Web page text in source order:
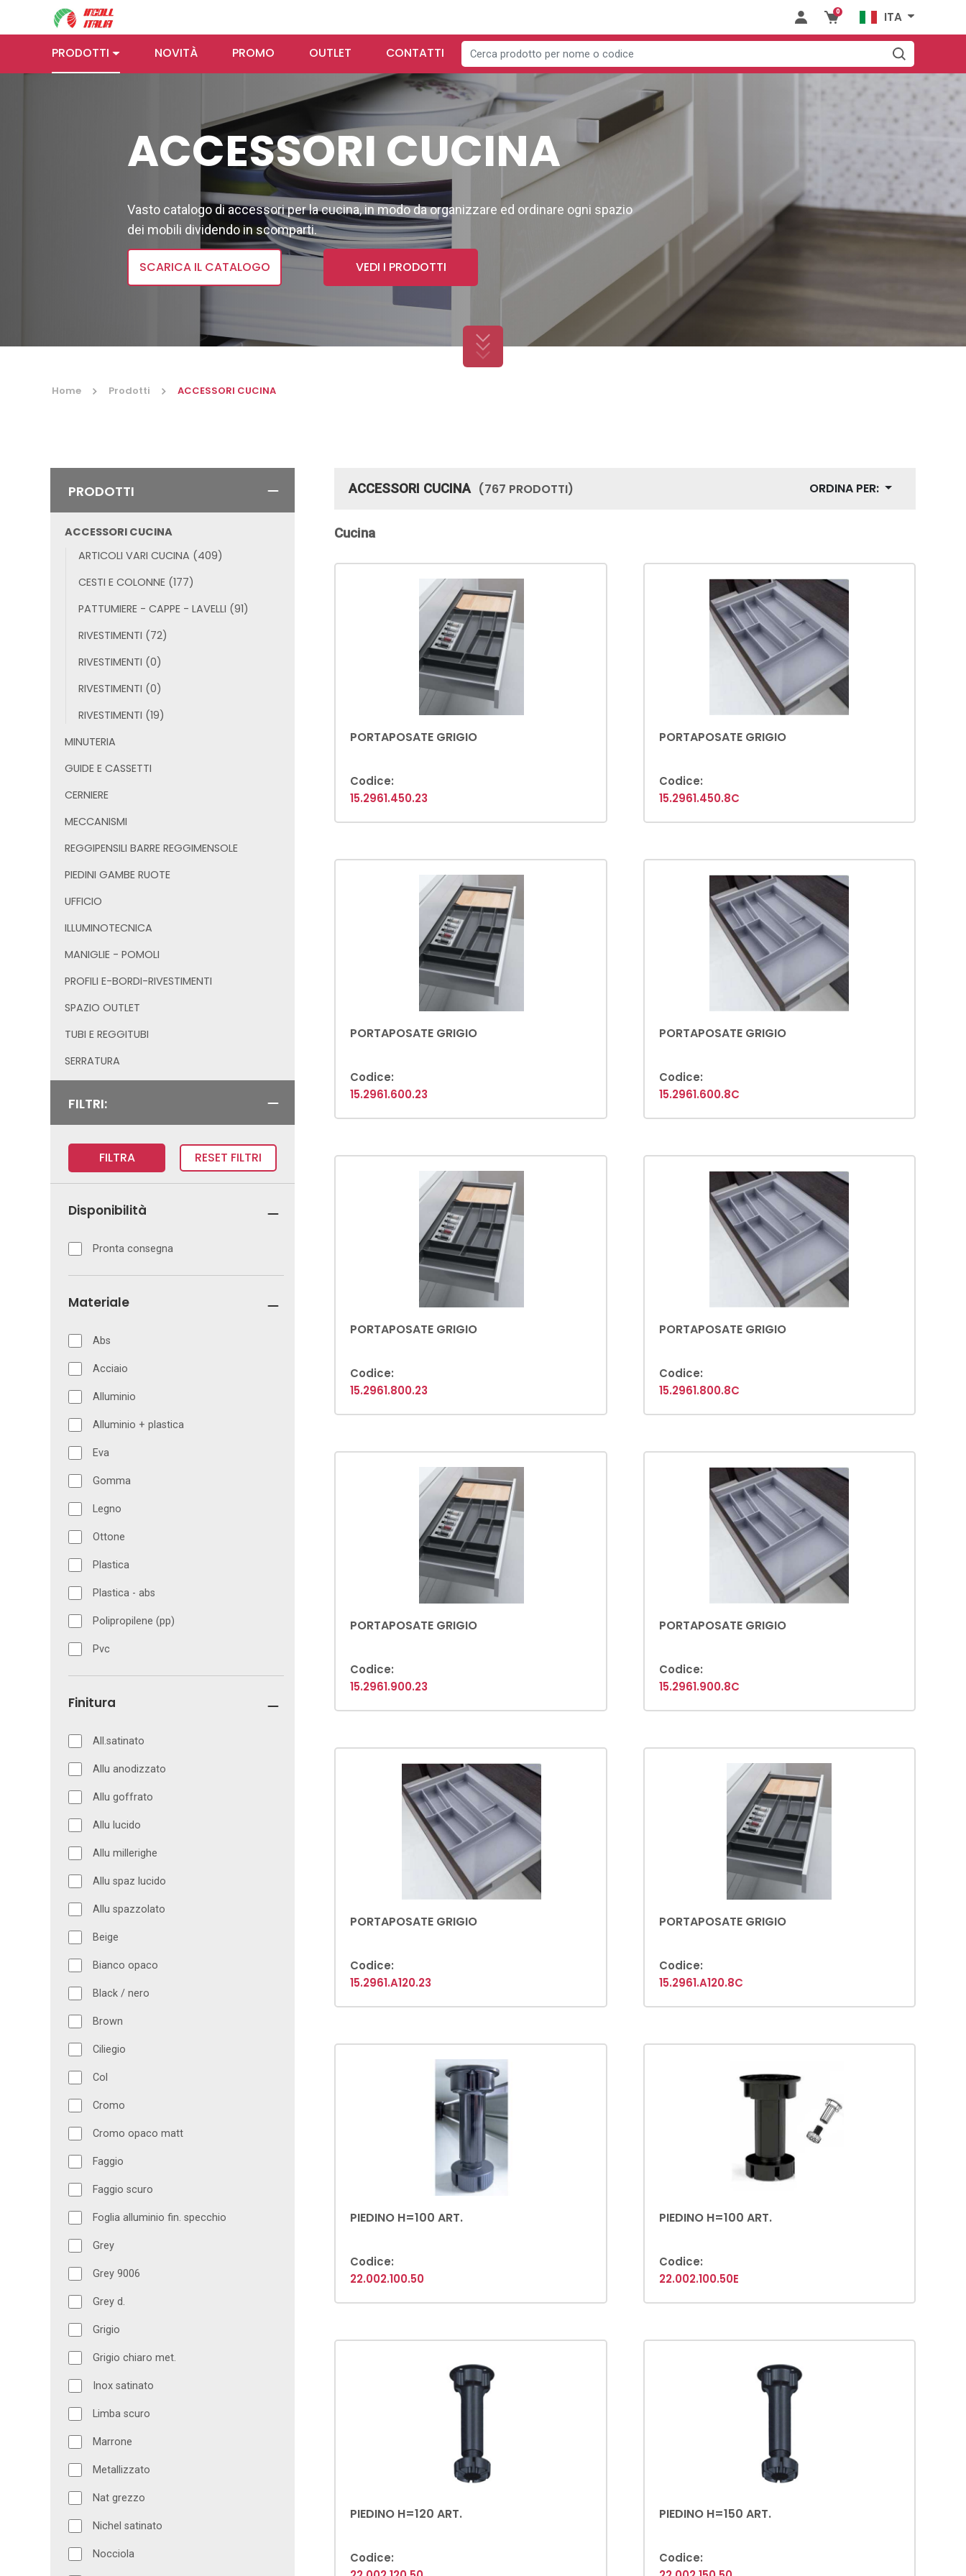
0 ITA
PRODOTTI
TUBI E
REGGITUBI
SERRATURA
PIEDINI GAMBE
RUOTE
MINUTERIA
ACCESSORI
CUCINA
GUIDE E
CASSETTI
PROFILI E-
BORDI-
RIVESTIMENTI
NOVITÀ PROMO OUTLET CONTATTI
ACCESSORI CUCINA
Vasto catalogo di accessori per la cucina, in modo da organizzare ed ordinare ogni spazio
dei mobili dividendo in scomparti.
SCARICA IL CATALOGO VEDI I PRODOTTI
Home Prodotti ACCESSORI CUCINA
PRODOTTI
ACCESSORI CUCINA
ARTICOLI VARI CUCINA (409)
CESTI E COLONNE (177)
PATTUMIERE - CAPPE - LAVELLI (91)
RIVESTIMENTI (72)
RIVESTIMENTI (0)
RIVESTIMENTI (0)
RIVESTIMENTI (19)
MINUTERIA
GUIDE E CASSETTI
CERNIERE
MECCANISMI
REGGIPENSILI BARRE REGGIMENSOLE
PIEDINI GAMBE RUOTE
UFFICIO
ILLUMINOTECNICA
MANIGLIE - POMOLI
PROFILI E-BORDI-RIVESTIMENTI
SPAZIO OUTLET
TUBI E REGGITUBI
SERRATURA
FILTRI:
FILTRA RESET FILTRI
Disponibilità
Pronta consegna
Materiale
Abs
Acciaio
Alluminio
Alluminio + plastica
Eva
Gomma
Legno
Ottone
Plastica
Plastica - abs
Polipropilene (pp)
Pvc
Finitura
All.satinato
Allu anodizzato
Allu goffrato
Allu lucido
Allu millerighe
Allu spaz lucido
Allu spazzolato
Beige
Bianco opaco
Black / nero
Brown
Ciliegio
Col
Cromo
Cromo opaco matt
Faggio
Faggio scuro
Foglia alluminio fin. specchio
Grey
Grey 9006
Grey d.
Grigio
Grigio chiaro met.
Inox satinato
Limba scuro
Marrone
Metallizzato
Nat grezzo
Nichel satinato
Nocciola
ACCESSORI CUCINA (767 PRODOTTI) ORDINA PER:
Cucina
PORTAPOSATE GRIGIO
Codice:
15.2961.450.23
PORTAPOSATE GRIGIO
Codice:
15.2961.450.8C
PORTAPOSATE GRIGIO
Codice:
15.2961.600.23
PORTAPOSATE GRIGIO
Codice:
15.2961.600.8C
PORTAPOSATE GRIGIO
Codice:
15.2961.800.23
PORTAPOSATE GRIGIO
Codice:
15.2961.800.8C
PORTAPOSATE GRIGIO
Codice:
15.2961.900.23
PORTAPOSATE GRIGIO
Codice:
15.2961.900.8C
PORTAPOSATE GRIGIO
Codice:
15.2961.A120.23
PORTAPOSATE GRIGIO
Codice:
15.2961.A120.8C
PIEDINO H=100 ART.
Codice:
22.002.100.50
PIEDINO H=100 ART.
Codice:
22.002.100.50E
PIEDINO H=120 ART.
Codice:
PIEDINO H=150 ART.
Codice: